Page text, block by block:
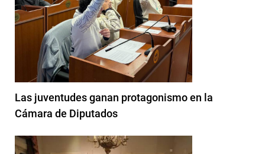
Las juventudes ganan protagonismo en la
Cámara de Diputados